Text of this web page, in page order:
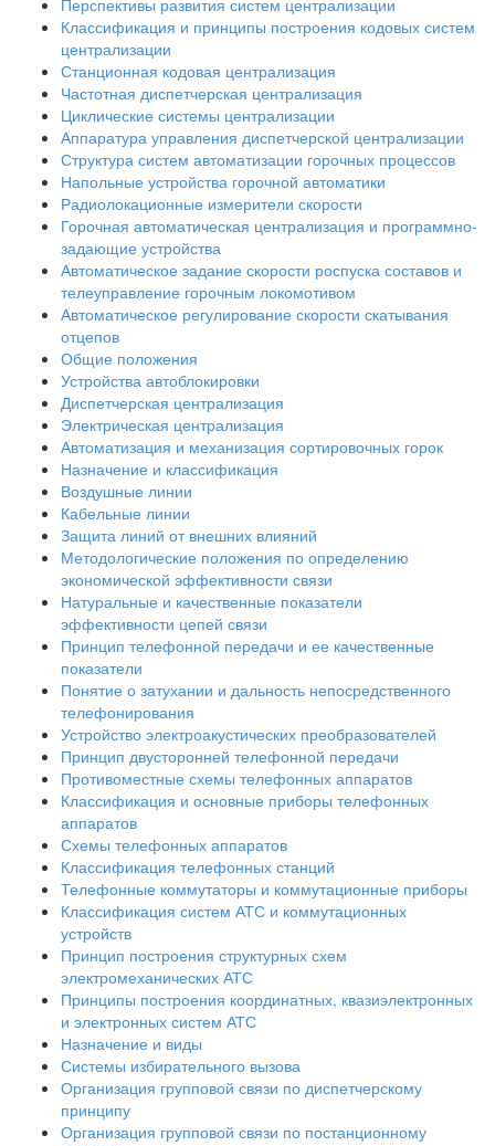
Перспективы развития систем централизации
Классификация и принципы построения кодовых систем
централизации
Станционная кодовая централизация
Частотная диспетчерская централизация
Циклические системы централизации
Аппаратура управления диспетчерской централизации
Структура систем автоматизации горочных процессов
Напольные устройства горочной автоматики
Радиолокационные измерители скорости
Горочная автоматическая централизация и программно-
задающие устройства
Автоматическое задание скорости роспуска составов и
телеуправление горочным локомотивом
Автоматическое регулирование скорости скатывания
отцепов
Общие положения
Устройства автоблокировки
Диспетчерская централизация
Электрическая централизация
Автоматизация и механизация сортировочных горок
Назначение и классификация
Воздушные линии
Кабельные линии
Защита линий от внешних влияний
Методологические положения по определению
экономической эффективности связи
Натуральные и качественные показатели
эффективности цепей связи
Принцип телефонной передачи и ее качественные
показатели
Понятие о затухании и дальность непосредственного
телефонирования
Устройство электроакустических преобразователей
Принцип двусторонней телефонной передачи
Противоместные схемы телефонных аппаратов
Классификация и основные приборы телефонных
аппаратов
Схемы телефонных аппаратов
Классификация телефонных станций
Телефонные коммутаторы и коммутационные приборы
Классификация систем АТС и коммутационных
устройств
Принцип построения структурных схем
электромеханических АТС
Принципы построения координатных, квазиэлектронных
и электронных систем АТС
Назначение и виды
Системы избирательного вызова
Организация групповой связи по диспетчерскому
принципу
Организация групповой связи по постанционному